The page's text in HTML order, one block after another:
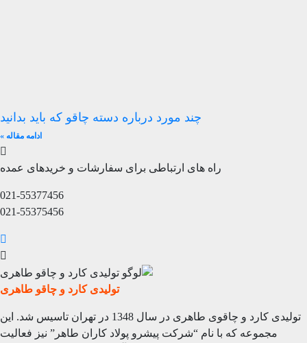
چند مورد درباره دسته چاقو که باید بدانید
ادامه مقاله »
راه های ارتباطی برای سفارشات و خریدهای عمده
021-55377456
021-55375456
تولیدی کارد و چاقو طاهری
تولیدی کارد و چاقوی طاهری در سال 1348 در تهران تاسیس شد. این
مجموعه که با نام “شرکت پیشرو پولاد کاران طاهر” نیز فعالیت